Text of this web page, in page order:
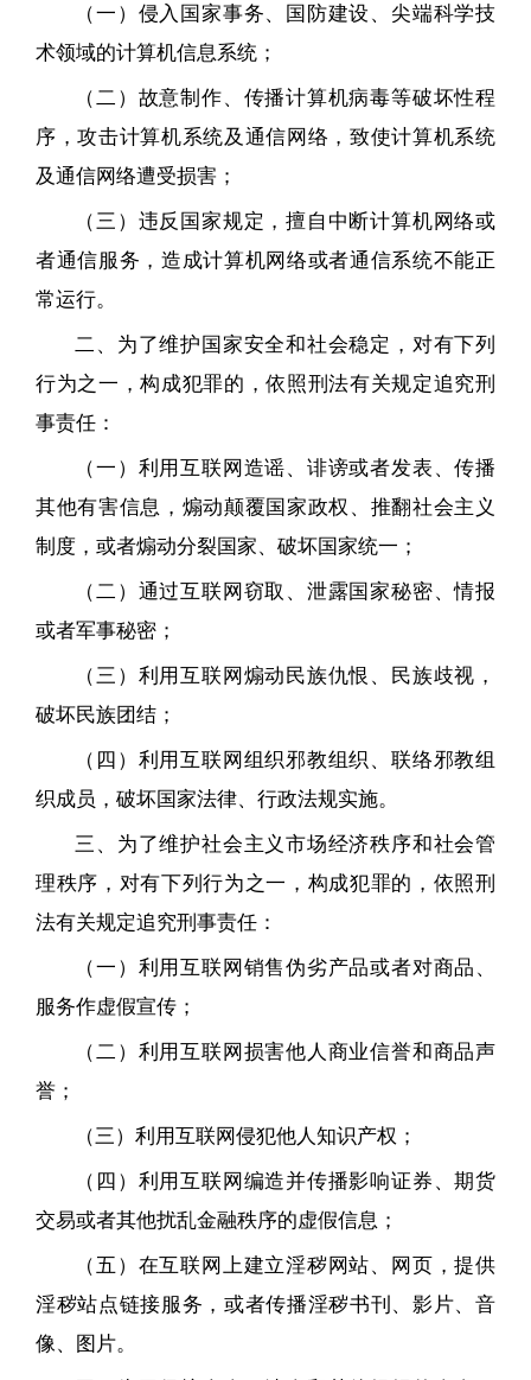
（一）侵入国家事务、国防建设、尖端科学技
术领域的计算机信息系统；
（二）故意制作、传播计算机病毒等破坏性程
序，攻击计算机系统及通信网络，致使计算机系统
及通信网络遭受损害；
（三）违反国家规定，擅自中断计算机网络或
者通信服务，造成计算机网络或者通信系统不能正
常运行。
二、为了维护国家安全和社会稳定，对有下列
行为之一，构成犯罪的，依照刑法有关规定追究刑
事责任：
（一）利用互联网造谣、诽谤或者发表、传播
其他有害信息，煽动颠覆国家政权、推翻社会主义
制度，或者煽动分裂国家、破坏国家统一；
（二）通过互联网窃取、泄露国家秘密、情报
或者军事秘密；
（三）利用互联网煽动民族仇恨、民族歧视，
破坏民族团结；
（四）利用互联网组织邪教组织、联络邪教组
织成员，破坏国家法律、行政法规实施。
三、为了维护社会主义市场经济秩序和社会管
理秩序，对有下列行为之一，构成犯罪的，依照刑
法有关规定追究刑事责任：
（一）利用互联网销售伪劣产品或者对商品、
服务作虚假宣传；
（二）利用互联网损害他人商业信誉和商品声
誉；
（三）利用互联网侵犯他人知识产权；
（四）利用互联网编造并传播影响证券、期货
交易或者其他扰乱金融秩序的虚假信息；
（五）在互联网上建立淫秽网站、网页，提供
淫秽站点链接服务，或者传播淫秽书刊、影片、音
像、图片。